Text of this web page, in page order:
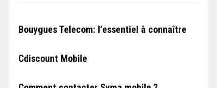
Bouygues Telecom: l’essentiel à connaître
Cdiscount Mobile